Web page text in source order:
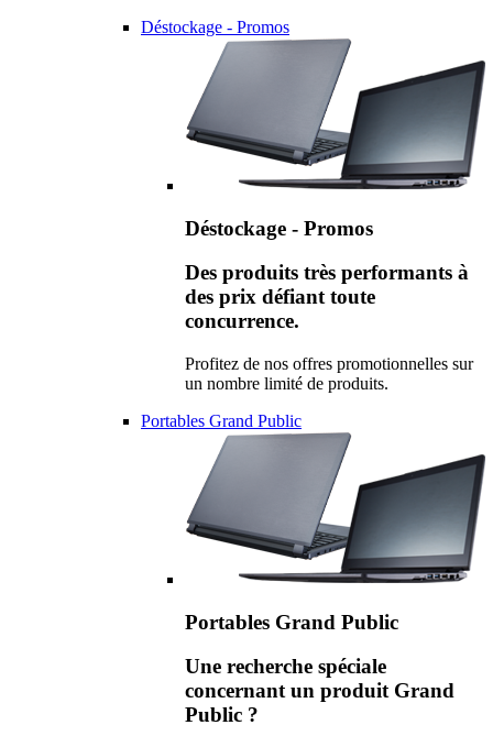
Déstockage - Promos
Déstockage - Promos
Des produits très performants à
des prix défiant toute
concurrence.
Profitez de nos offres promotionnelles sur
un nombre limité de produits.
Portables Grand Public
Portables Grand Public
Une recherche spéciale
concernant un produit Grand
Public ?